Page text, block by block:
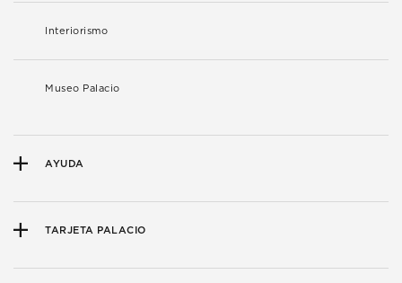
Interiorismo
Museo Palacio
AYUDA
TARJETA PALACIO